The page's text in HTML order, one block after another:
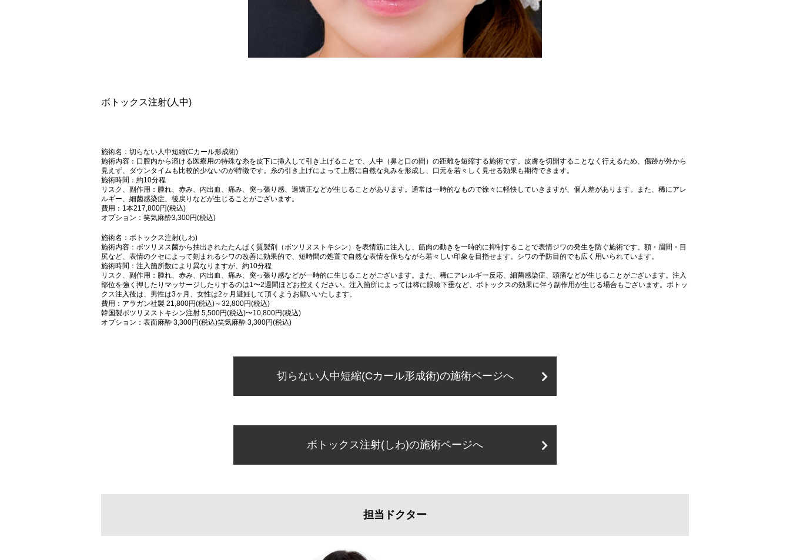
ボトックス注射(人中)
施術名：切らない人中短縮(Cカール形成術)
施術内容：口腔内から溶ける医療用の特殊な糸を皮下に挿入して引き上げることで、人中（鼻と口の間）の距離を短縮する施術です。皮膚を切開することなく行えるため、傷跡が外から
見えず、ダウンタイムも比較的少ないのが特徴です。糸の引き上げによって上唇に自然な丸みを形成し、口元を若々しく見せる効果も期待できます。
施術時間：約10分程
リスク、副作用：腫れ、赤み、内出血、痛み、突っ張り感、過矯正などが生じることがあります。通常は一時的なもので徐々に軽快していきますが、個人差があります。また、稀にアレ
ルギー、細菌感染症、後戻りなどが生じることがございます。
費用：1本217,800円(税込)
オプション：笑気麻酔3,300円(税込)
施術名：ボトックス注射(しわ)
施術内容：ボツリヌス菌から抽出されたたんぱく質製剤（ボツリヌストキシン）を表情筋に注入し、筋肉の動きを一時的に抑制することで表情ジワの発生を防ぐ施術です。額・眉間・目
尻など、表情のクセによって刻まれるシワの改善に効果的で、短時間の処置で自然な表情を保ちながら若々しい印象を目指せます。シワの予防目的でも広く用いられています。
施術時間：注入箇所数により異なりますが、約10分程
リスク、副作用：腫れ、赤み、内出血、痛み、突っ張り感などが一時的に生じることがございます。また、稀にアレルギー反応、細菌感染症、頭痛などが生じることがございます。注入
部位を強く押したりマッサージしたりするのは1〜2週間ほどお控えください。注入箇所によっては稀に眼瞼下垂など、ボトックスの効果に伴う副作用が生じる場合もございます。ボトッ
クス注入後は、男性は3ヶ月、女性は2ヶ月避妊して頂くようお願いいたします。
費用：アラガン社製 21,800円(税込)～32,800円(税込)
韓国製ボツリヌストキシン注射 5,500円(税込)〜10,800円(税込)
オプション：表面麻酔 3,300円(税込)笑気麻酔 3,300円(税込)
切らない人中短縮(Cカール形成術)の施術ページへ
ボトックス注射(しわ)の施術ページへ
担当ドクター